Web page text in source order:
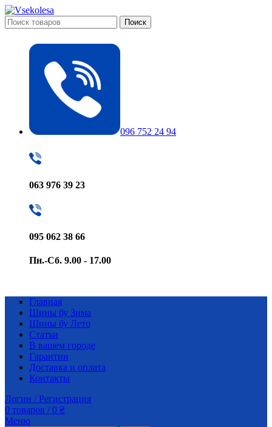
Поиск
096 752 24 94
063 976 39 23
095 062 38 66
Пн.-Сб. 9.00 - 17.00
Главная
Шины бу Зима
Шины бу Лето
Статьи
В вашем городе
Гарантии
Доставка и оплата
Контакты
Логин / Регистрация
0 товаров / 0 ₴
Меню